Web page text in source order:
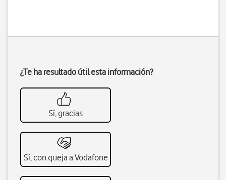
¿Te ha resultado útil esta información?
Sí, gracias
Sí, con queja a Vodafone